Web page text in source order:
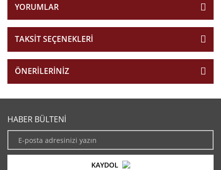
YORUMLAR
TAKSIT SEÇENEKLERI
ÖNERILERINIZ
HABER BÜLTENİ
KAYDOL